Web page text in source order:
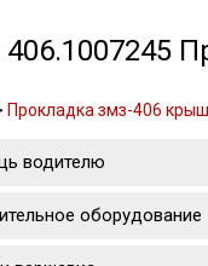
406.1007245
Прокладка змз-406
водителю
оборудование